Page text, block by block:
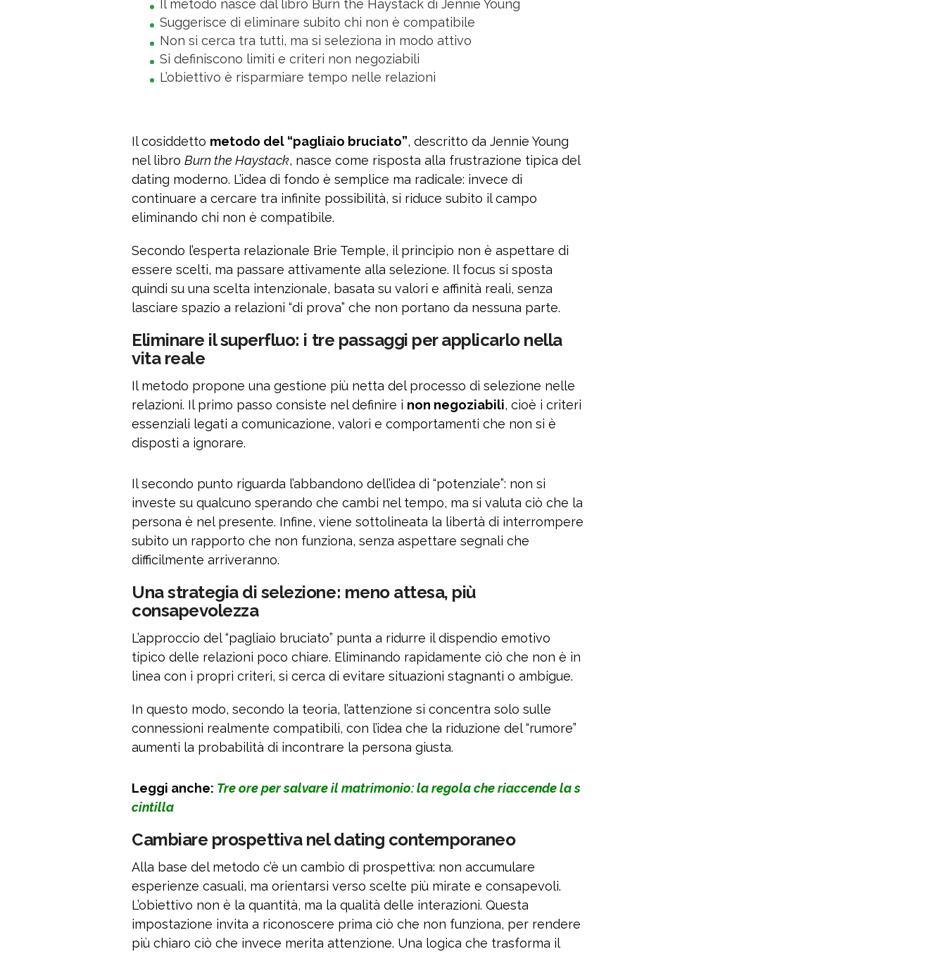
Il metodo nasce dal libro Burn the Haystack di Jennie Young
Suggerisce di eliminare subito chi non è compatibile
Non si cerca tra tutti, ma si seleziona in modo attivo
Si definiscono limiti e criteri non negoziabili
L’obiettivo è risparmiare tempo nelle relazioni
Il cosiddetto metodo del “pagliaio bruciato”, descritto da Jennie Young
nel libro Burn the Haystack, nasce come risposta alla frustrazione tipica del
dating moderno. L’idea di fondo è semplice ma radicale: invece di
continuare a cercare tra infinite possibilità, si riduce subito il campo
eliminando chi non è compatibile.
Secondo l’esperta relazionale Brie Temple, il principio non è aspettare di
essere scelti, ma passare attivamente alla selezione. Il focus si sposta
quindi su una scelta intenzionale, basata su valori e affinità reali, senza
lasciare spazio a relazioni “di prova” che non portano da nessuna parte.
Eliminare il superfluo: i tre passaggi per applicarlo nella
vita reale
Il metodo propone una gestione più netta del processo di selezione nelle
relazioni. Il primo passo consiste nel definire i non negoziabili, cioè i criteri
essenziali legati a comunicazione, valori e comportamenti che non si è
disposti a ignorare.
Il secondo punto riguarda l’abbandono dell’idea di “potenziale”: non si
investe su qualcuno sperando che cambi nel tempo, ma si valuta ciò che la
persona è nel presente. Infine, viene sottolineata la libertà di interrompere
subito un rapporto che non funziona, senza aspettare segnali che
difficilmente arriveranno.
Una strategia di selezione: meno attesa, più
consapevolezza
L’approccio del “pagliaio bruciato” punta a ridurre il dispendio emotivo
tipico delle relazioni poco chiare. Eliminando rapidamente ciò che non è in
linea con i propri criteri, si cerca di evitare situazioni stagnanti o ambigue.
In questo modo, secondo la teoria, l’attenzione si concentra solo sulle
connessioni realmente compatibili, con l’idea che la riduzione del “rumore”
aumenti la probabilità di incontrare la persona giusta.
Leggi anche: Tre ore per salvare il matrimonio: la regola che riaccende la s
cintilla
Cambiare prospettiva nel dating contemporaneo
Alla base del metodo c’è un cambio di prospettiva: non accumulare
esperienze casuali, ma orientarsi verso scelte più mirate e consapevoli.
L’obiettivo non è la quantità, ma la qualità delle interazioni. Questa
impostazione invita a riconoscere prima ciò che non funziona, per rendere
più chiaro ciò che invece merita attenzione. Una logica che trasforma il